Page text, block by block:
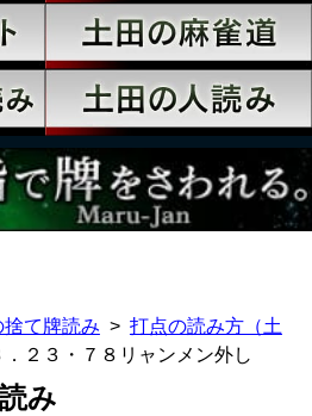
捨て牌読み
打点の読み方（土
．２３・７８リャンメン外し
み